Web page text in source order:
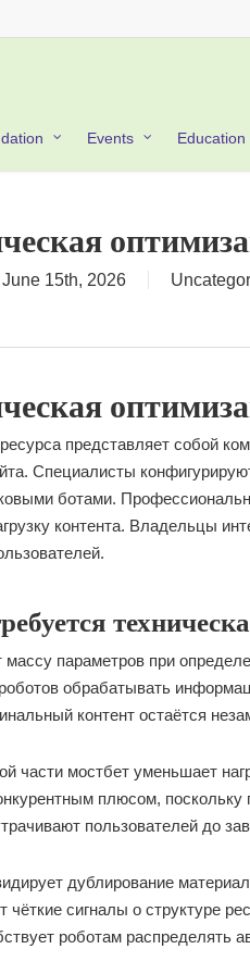
Events Education
15th, 2026
представляет собой
Специалисты
ботами.
контента. Владельцы
параметров при
обрабатывать
контент остаётся
части мостбет уменьшает
плюсом,
пользователей до
дублирование
сигналы о структуре
роботам распределять